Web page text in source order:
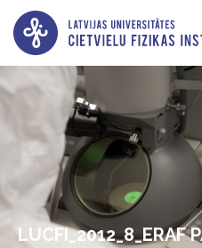
LUCFI_2012_8_ERAF